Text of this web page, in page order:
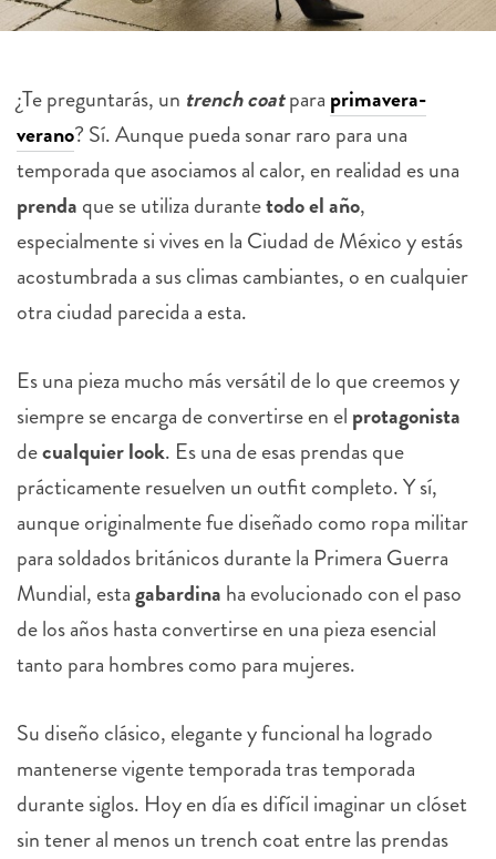
verano? Sí. Aunque pueda sonar raro para una
temporada que asociamos al calor, en realidad es una
prendaque se utiliza durantetodo el año,
especialmente si vives en la Ciudad de México y estás
acostumbrada a sus climas cambiantes, o en cualquier
otra ciudad parecida a esta.
siempre se encarga de convertirse en elprotagonista
decualquier look. Es una de esas prendas que
prácticamente resuelven un outfit completo. Y sí,
aunque originalmente fue diseñado como ropa militar
para soldados británicos durante la Primera Guerra
Mundial, estagabardinaha evolucionado con el paso
de los años hasta convertirse en una pieza esencial
tanto para hombres como para mujeres.
mantenerse vigente temporada tras temporada
durante siglos. Hoy en día es difícil imaginar un clóset
sin tener al menos un trench coat entre las prendas
básicas.